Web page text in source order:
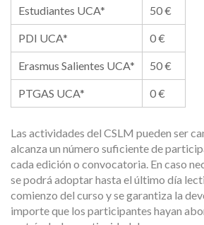
Estudiantes UCA* 50 €
PDI UCA* 0 €
Erasmus Salientes UCA* 50 €
PTGAS UCA* 0 €
Las actividades del CSLM pueden ser
alcanza un número suficiente de
cada edición o convocatoria. En caso
se podrá adoptar hasta el último día
comienzo del curso y se garantiza la
importe que los participantes hayan